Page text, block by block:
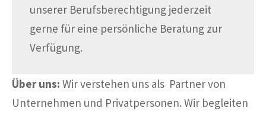
unserer Berufsberechtigung jederzeit
gerne für eine persönliche Beratung zur
Verfügung.
Über uns: Wir verstehen uns als Partner von
Unternehmen und Privatpersonen. Wir begleiten